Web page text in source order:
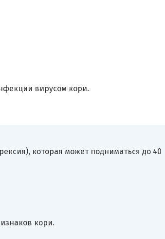
вирусом кори.
которая может подниматься до 40
кори.